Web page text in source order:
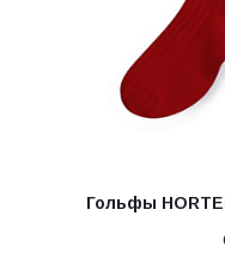
Гольфы